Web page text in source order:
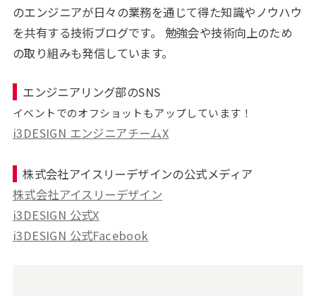
のエンジニアが日々の業務を通じて得た知識やノウハウ
を共有する技術ブログです。 勉強会や技術向上のため
の取り組みも発信しています。
エンジニアリング部のSNS
イベントでのオフショットもアップしています！
i3DESIGN エンジニアチームX
株式会社アイスリーデザインの公式メディア
株式会社アイスリーデザイン
i3DESIGN 公式X
i3DESIGN 公式Facebook